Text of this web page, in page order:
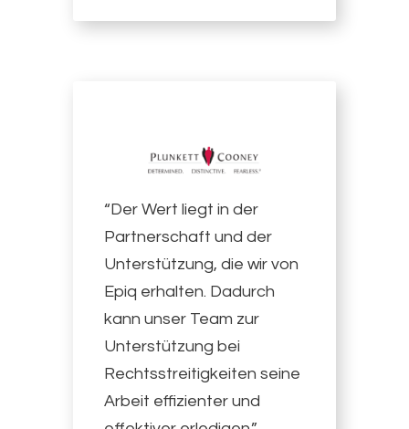
“Der Wert liegt in der
Partnerschaft und der
Unterstützung, die wir von
Epiq erhalten. Dadurch
kann unser Team zur
Unterstützung bei
Rechtsstreitigkeiten seine
Arbeit effizienter und